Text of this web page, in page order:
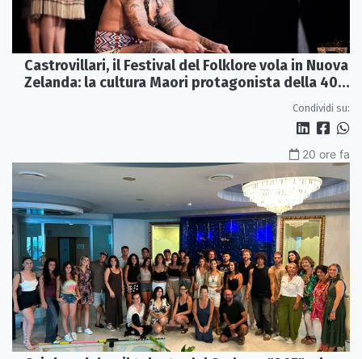
Castrovillari, il Festival del Folklore vola in Nuova
Zelanda: la cultura Maori protagonista della 40ª
Condividi su:
20 ore fa